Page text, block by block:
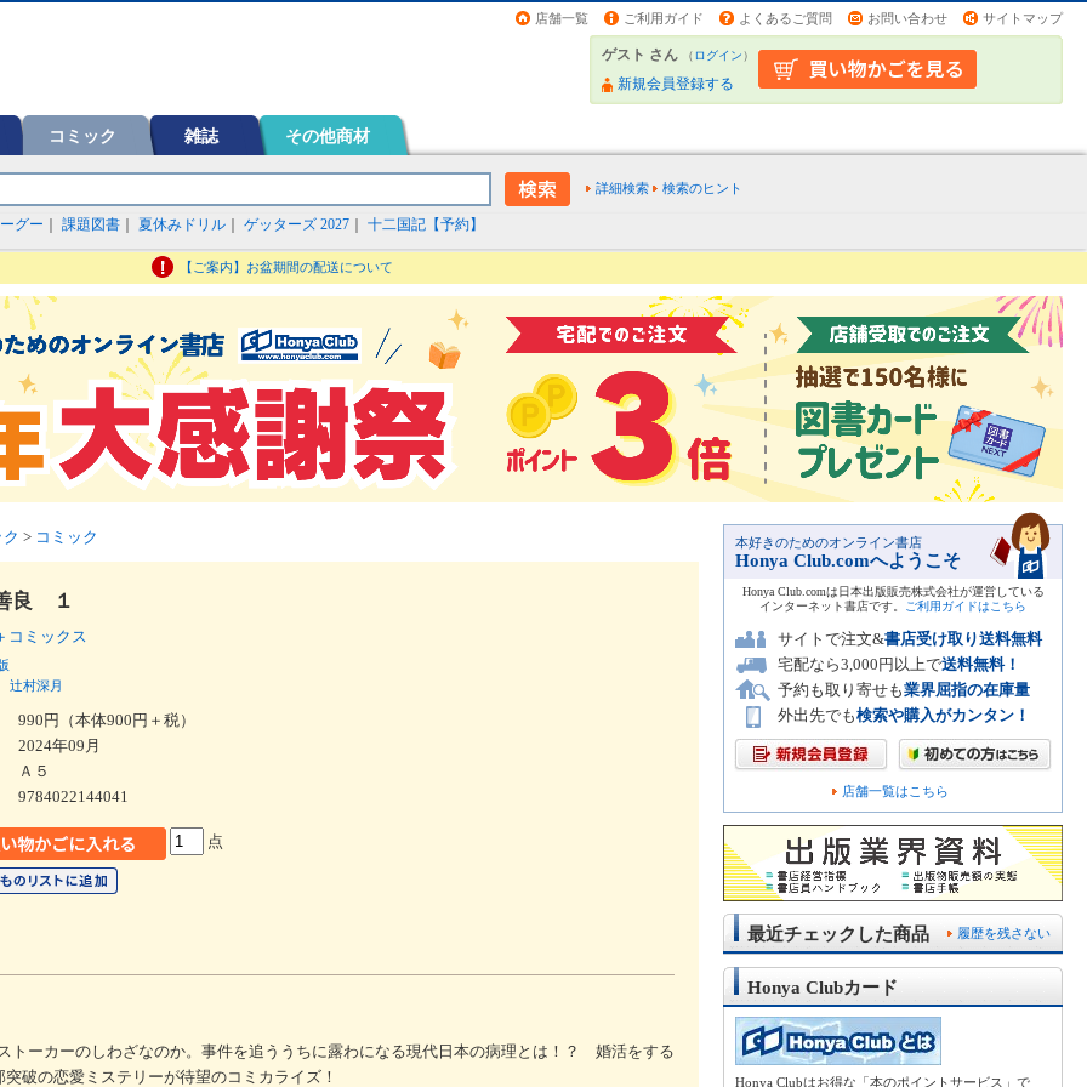
店舗一覧 ご利用ガイド よくあるご質問 お問い合わせ サイトマップ
ゲスト さん （ログイン）
新規会員登録する
コミック 雑誌 その他商材
詳細検索 検索のヒント
グー 課題図書 夏休みドリル ゲッターズ 2027 十二国記【予約】
【ご案内】お盆期間の配送について
> コミック
良 １
コミックス
辻村深月
990円（本体900円＋税）
2024年09月
Ａ５
9784022144041
点
トーカーのしわざなのか。事件を追ううちに露わになる現代日本の病理とは！？ 婚活をする
突破の恋愛ミステリーが待望のコミカライズ！
本好きのためのオンライン書店
Honya Club.comへようこそ
Honya Club.comは日本出版販売株式会社が運営している
インターネット書店です。
ご利用ガイドはこちら
サイトで注文&書店受け取り送料無料
宅配なら3,000円以上で送料無料！
予約も取り寄せも業界屈指の在庫量
外出先でも検索や購入がカンタン！
店舗一覧はこちら
履歴を残さない
最近チェックした商品
Honya Clubカード
Honya Clubはお得な「本のポイントサービス」で